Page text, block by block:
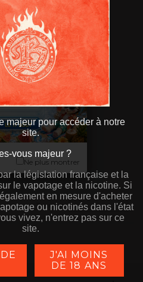
Trier par
vous majeur ?
la législation française et la
le vapotage et la nicotine. Si
en mesure d'acheter
ou nicotinés dans l'état
vivez, n'entrez pas sur ce
site.
majeur pour accéder à notre
site.
vous majeur ?
la législation française et la
le vapotage et la nicotine. Si
en mesure d'acheter
ou nicotinés dans l'état
vivez, n'entrez pas sur ce
site.
J'AI MOINS
DE 18 ANS
Ne plus montrer